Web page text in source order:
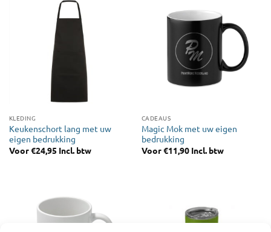
KLEDING
Keukenschort lang met uw
eigen bedrukking
Voor€24,95 Incl. btw
CADEAUS
Magic Mok met uw eigen
bedrukking
Voor€11,90 Incl. btw